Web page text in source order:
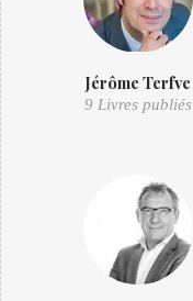
Jérôme Terfve
9 Livres publiés